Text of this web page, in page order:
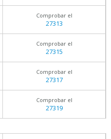
Comprobar el
27313
Comprobar el
27315
Comprobar el
27317
Comprobar el
27319